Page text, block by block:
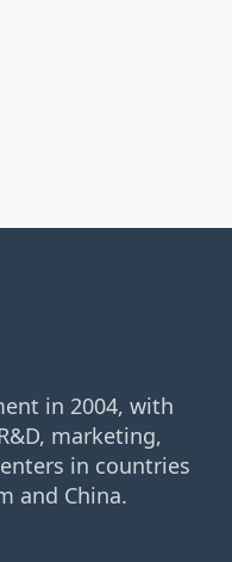
in 2004, with
marketing,
in countries
and China.